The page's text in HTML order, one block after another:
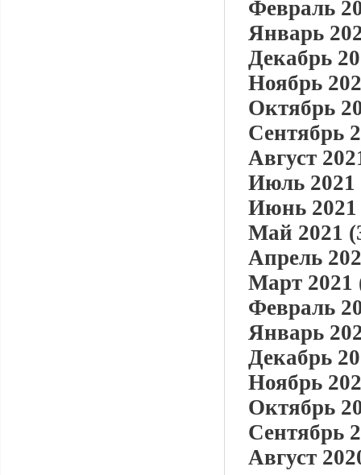
Февраль
Январь
Декабрь
Ноябрь
Октябрь
Сентябрь
Август
Июль 2021
Июнь 2021
Май 2021
Апрель
Март 2021
Февраль
Январь
Декабрь
Ноябрь
Октябрь
Сентябрь
Август